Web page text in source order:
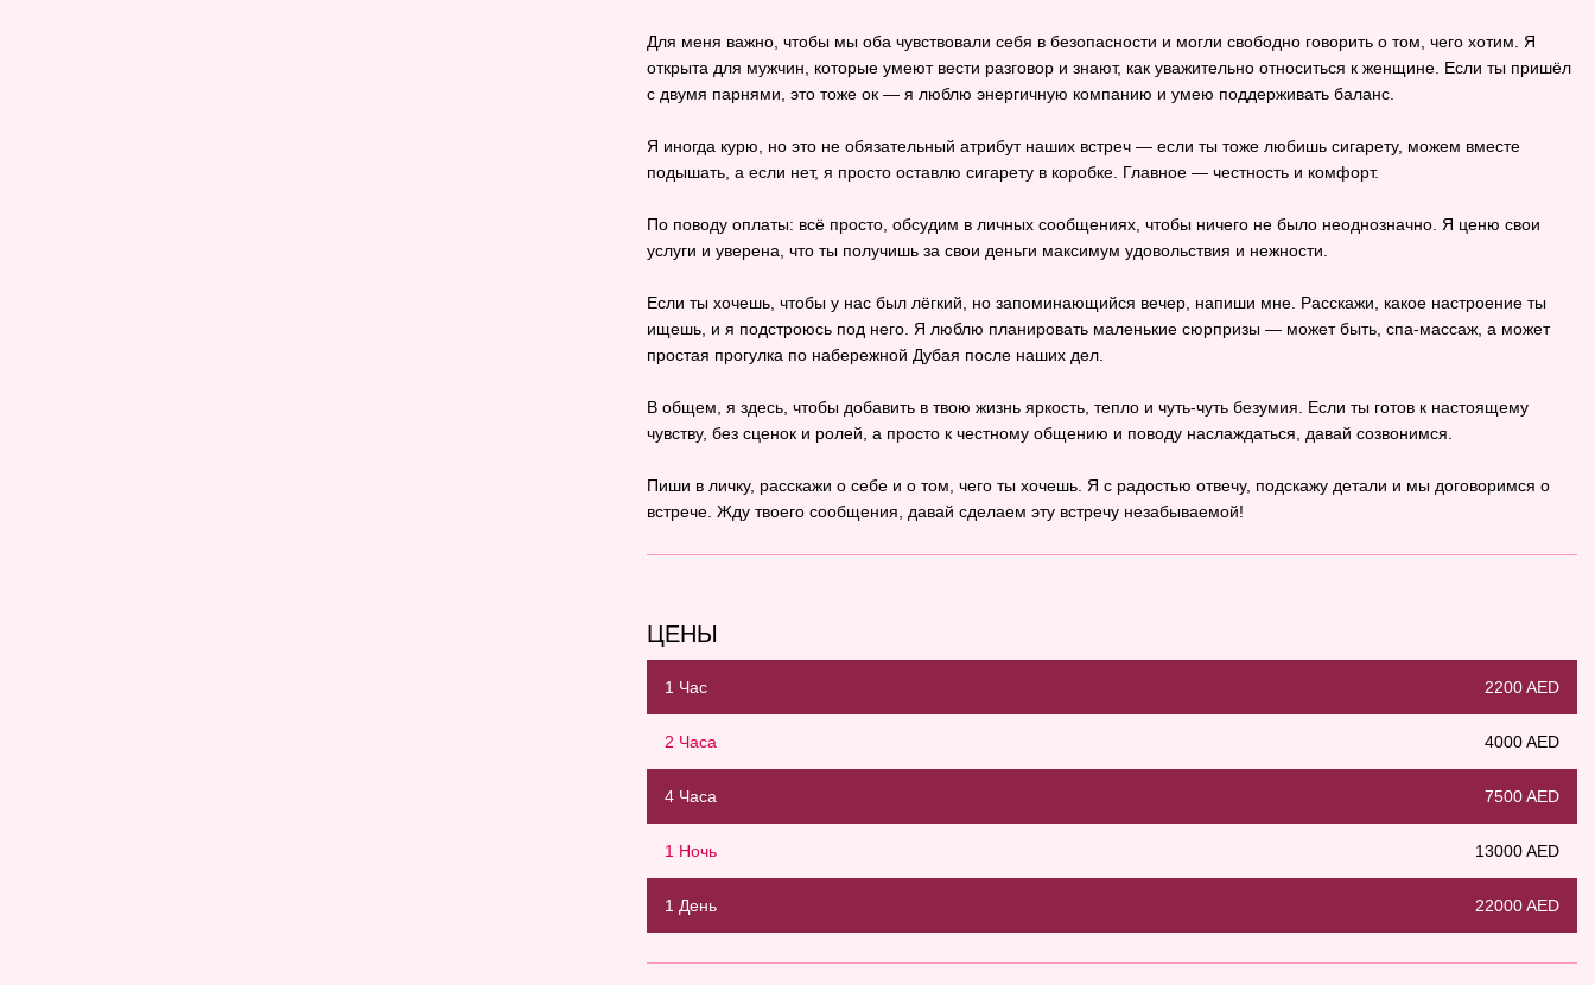
Для меня важно, чтобы мы оба чувствовали себя в безопасности и могли свободно говорить о том, чего хотим. Я
открыта для мужчин, которые умеют вести разговор и знают, как уважительно относиться к женщине. Если ты пришёл
с двумя парнями, это тоже ок — я люблю энергичную компанию и умею поддерживать баланс.
Я иногда курю, но это не обязательный атрибут наших встреч — если ты тоже любишь сигарету, можем вместе
подышать, а если нет, я просто оставлю сигарету в коробке. Главное — честность и комфорт.
По поводу оплаты: всё просто, обсудим в личных сообщениях, чтобы ничего не было неоднозначно. Я ценю свои
услуги и уверена, что ты получишь за свои деньги максимум удовольствия и нежности.
Если ты хочешь, чтобы у нас был лёгкий, но запоминающийся вечер, напиши мне. Расскажи, какое настроение ты
ищешь, и я подстроюсь под него. Я люблю планировать маленькие сюрпризы — может быть, спа‑массаж, а может
простая прогулка по набережной Дубая после наших дел.
В общем, я здесь, чтобы добавить в твою жизнь яркость, тепло и чуть‑чуть безумия. Если ты готов к настоящему
чувству, без сценок и ролей, а просто к честному общению и поводу наслаждаться, давай созвонимся.
Пиши в личку, расскажи о себе и о том, чего ты хочешь. Я с радостью отвечу, подскажу детали и мы договоримся о
встрече. Жду твоего сообщения, давай сделаем эту встречу незабываемой!
ЦЕНЫ
1 Час 2200 AED
2 Часа 4000 AED
4 Часа 7500 AED
1 Ночь 13000 AED
1 День 22000 AED